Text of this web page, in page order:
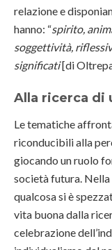
relazione e
hanno: “spirito,
soggettività,
significati[di
Alla ricerca di
Le tematiche
riconducibili alla
giocando un ruolo
società futura.
qualcosa si è
vita buona dalla
celebrazione